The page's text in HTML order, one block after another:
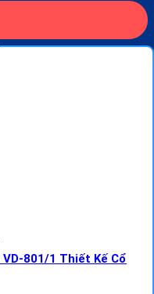
801/1 Thiết Kế Cổ